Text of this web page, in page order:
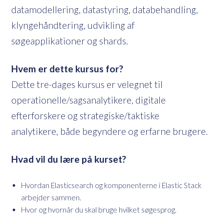
datamodellering, datastyring, databehandling,
klyngehåndtering, udvikling af
søgeapplikationer og shards.
Hvem er dette kursus for?
Dette tre-dages kursus er velegnet til
operationelle/sagsanalytikere, digitale
efterforskere og strategiske/taktiske
analytikere, både begyndere og erfarne brugere.
Hvad vil du lære på kurset?
Hvordan Elasticsearch og komponenterne i Elastic Stack
arbejder sammen.
Hvor og hvornår du skal bruge hvilket søgesprog.